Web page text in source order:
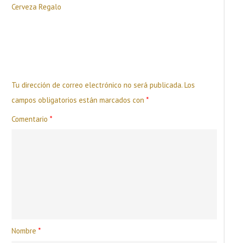
Cerveza Regalo
Tu dirección de correo electrónico no será publicada. Los
campos obligatorios están marcados con*
Comentario*
Nombre*